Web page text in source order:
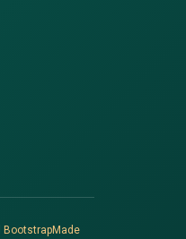
BootstrapMade